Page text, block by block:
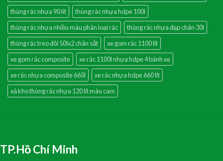
thùng rác nhựa 90 lít
thùng rác nhựa hdpe 100l
thùng rác nhựa nhiều màu phân loại rác
thùng rác nhựa đạp chân 30l
thùng rác treo đôi 50lx2 chân sắt
xe gom rác 1100 lít
xe gom rác composite
xe rác 1100l nhựa hdpe 4 bánh xe
xe rác nhựa composite 660l
xe rác nhựa hdpe 660 lít
xả kho thùng rác nhựa 120 lít màu cam
TP.Hồ Chí Minh